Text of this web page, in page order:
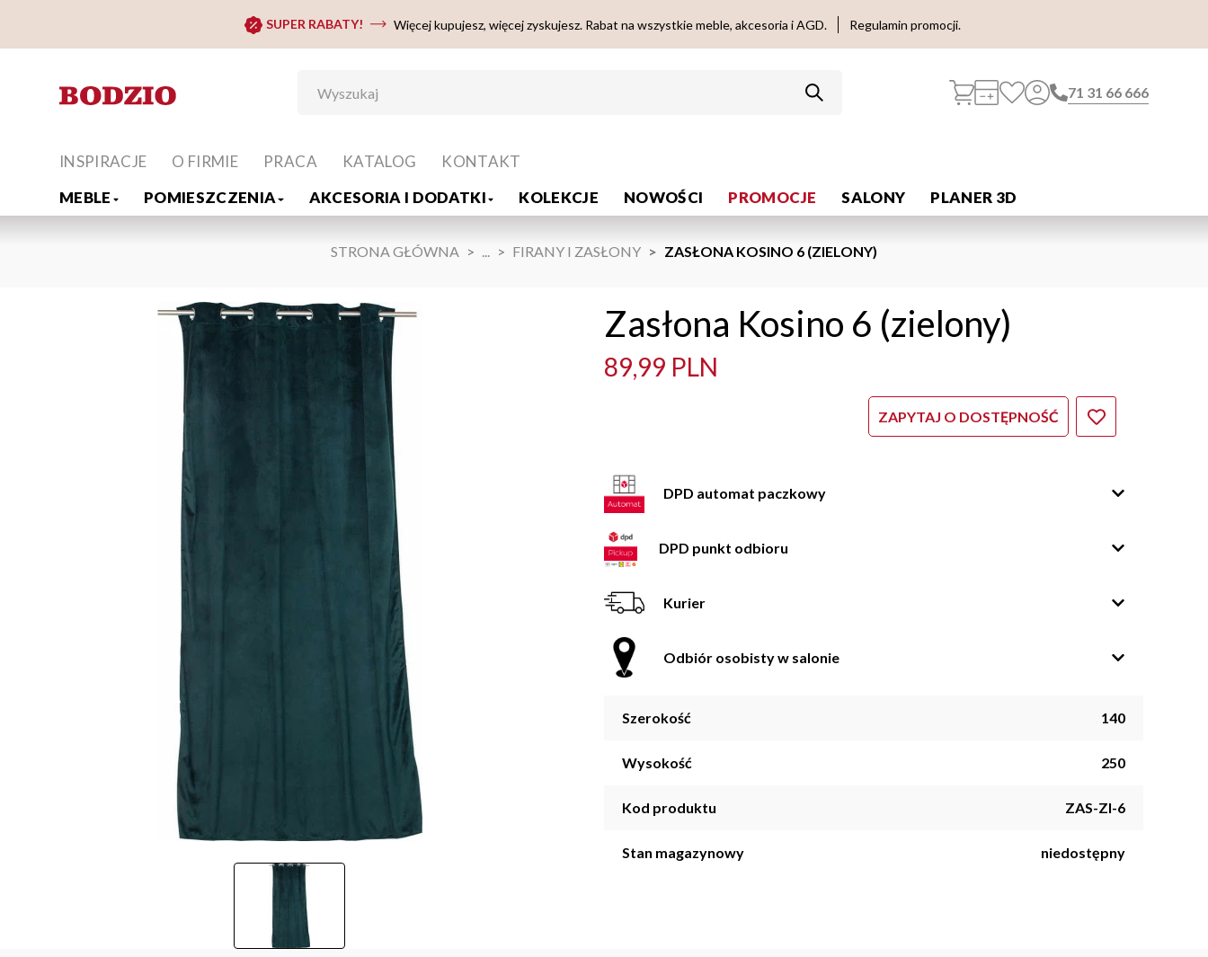
SUPER RABATY! Więcej kupujesz, więcej zyskujesz. Rabat na wszystkie meble, akcesoria i AGD. Regulamin promocji.
71 31 66 666
MEBLE POMIESZCZENIA AKCESORIA I DODATKI KOLEKCJE NOWOŚCI PROMOCJE SALONY PLANER 3D
INSPIRACJE O FIRMIE PRACA KATALOG KONTAKT
STRONA GŁÓWNA ... FIRANY I ZASŁONY ZASŁONA KOSINO 6 (ZIELONY)
Zasłona Kosino 6 (zielony)
89,99 PLN
ZAPYTAJ O DOSTĘPNOŚĆ
DPD automat paczkowy
DPD punkt odbioru
Kurier
Odbiór osobisty w salonie
Szerokość 140
Wysokość 250
Kod produktu ZAS-ZI-6
Stan magazynowy niedostępny